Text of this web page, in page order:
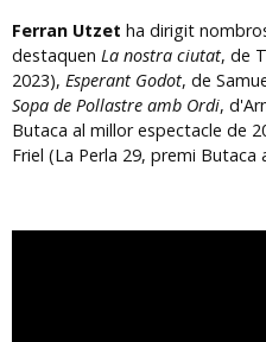
Ferran Utzet ha dirigit
destaquen La nostra ciutat, de
2023), Esperant Godot, de
Sopa de Pollastre amb Ordi,
Butaca al millor espectacle de
Friel (La Perla 29, premi